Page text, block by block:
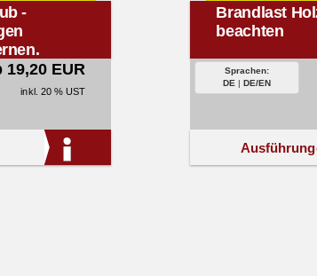
-
19,20 EUR
inkl. 20 % UST
Brandlast
beachten
Sprachen:
DE
DE/EN